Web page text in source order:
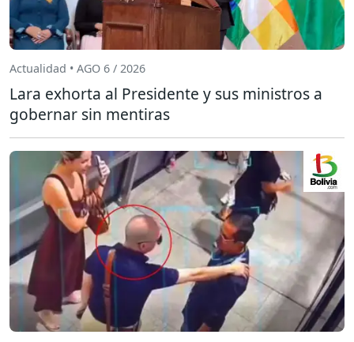
Actualidad • AGO 6 / 2026
Lara exhorta al Presidente y sus ministros a
gobernar sin mentiras